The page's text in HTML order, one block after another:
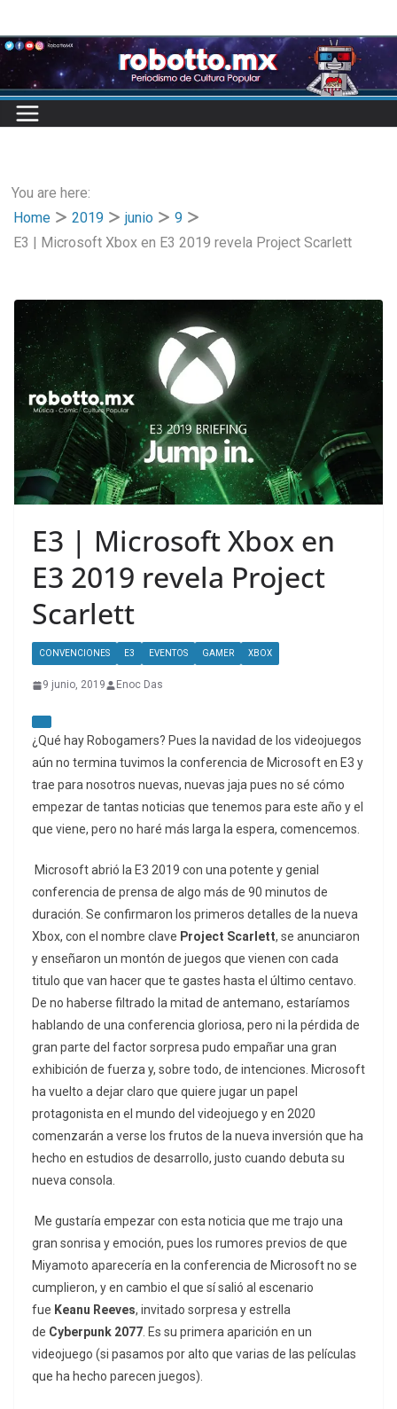
to
content
You are here:
Home
2019 junio
9
E3 | Microsoft Xbox en E3 2019 revela Project Scarlett
E3 | Microsoft Xbox en
E3 2019 revela Project
Scarlett
CONVENCIONES E3 EVENTOS GAMER XBOX
9 junio, 2019 Enoc Das
¿Qué hay Robogamers? Pues la navidad de los videojuegos
aún no termina tuvimos la conferencia de Microsoft en E3 y
trae para nosotros nuevas, nuevas jaja pues no sé cómo
empezar de tantas noticias que tenemos para este año y el
que viene, pero no haré más larga la espera, comencemos.
Microsoft abrió la E3 2019 con una potente y genial
conferencia de prensa de algo más de 90 minutos de
duración. Se confirmaron los primeros detalles de la nueva
Xbox, con el nombre clave Project Scarlett, se anunciaron
y enseñaron un montón de juegos que vienen con cada
titulo que van hacer que te gastes hasta el último centavo.
De no haberse filtrado la mitad de antemano, estaríamos
hablando de una conferencia gloriosa, pero ni la pérdida de
gran parte del factor sorpresa pudo empañar una gran
exhibición de fuerza y, sobre todo, de intenciones. Microsoft
ha vuelto a dejar claro que quiere jugar un papel
protagonista en el mundo del videojuego y en 2020
comenzarán a verse los frutos de la nueva inversión que ha
hecho en estudios de desarrollo, justo cuando debuta su
nueva consola.
Me gustaría empezar con esta noticia que me trajo una
gran sonrisa y emoción, pues los rumores previos de que
Miyamoto aparecería en la conferencia de Microsoft no se
cumplieron, y en cambio el que sí salió al escenario
fue Keanu Reeves, invitado sorpresa y estrella
de Cyberpunk 2077 . Es su primera aparición en un
videojuego (si pasamos por alto que varias de las películas
que ha hecho parecen juegos).